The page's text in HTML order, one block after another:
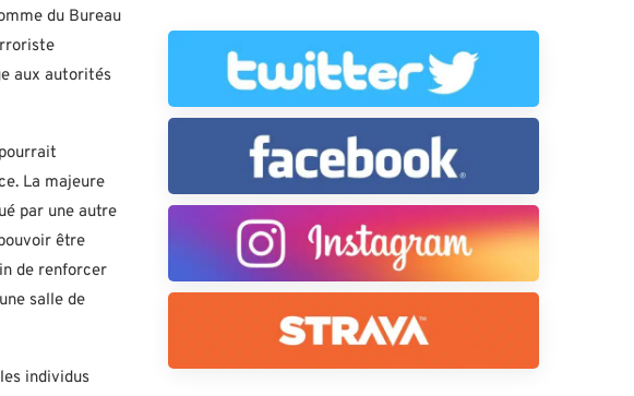
du Bureau
aux autorités
La majeure
par une autre
être
de renforcer
salle de
individus